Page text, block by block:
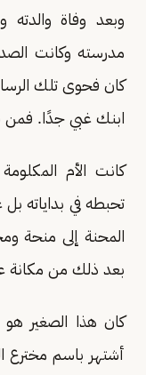
وبعد وفاة
مدرسته وكانت
كان فحوى تلك
ابنك غبي جدًا. فمن
كانت الأم
تحبطه في بداياته
المحنة إلى منحة
بعد ذلك من مكانة
كان هذا الصغير هو
أشتهر باسم مخترع